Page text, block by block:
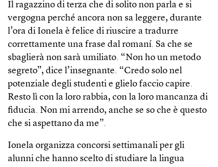
Il ragazzino di terza che di solito non parla e si
vergogna perché ancora non sa leggere, durante
l’ora di Ionela è felice di riuscire a tradurre
correttamente una frase dal romaní. Sa che se
sbaglierà non sarà umiliato. “Non ho un metodo
segreto”, dice l’insegnante. “Credo solo nel
potenziale degli studenti e glielo faccio capire.
Resto lì con la loro rabbia, con la loro mancanza di
fiducia. Non mi arrendo, anche se so che è questo
che si aspettano da me”.
Ionela organizza concorsi settimanali per gli
alunni che hanno scelto di studiare la lingua